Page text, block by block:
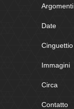
Argomenti
Date
Cinguettio
Immagini
Circa
Contatto